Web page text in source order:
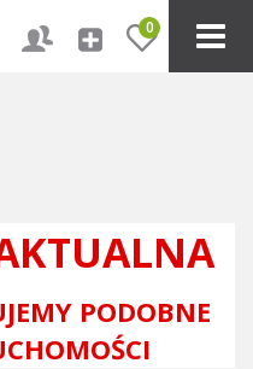
0
PODOBNE